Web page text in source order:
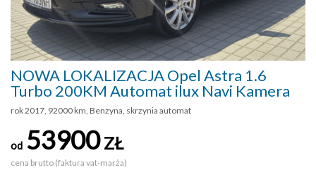
NOWA LOKALIZACJA Opel Astra 1.6
Turbo 200KM Automat ilux Navi Kamera
rok 2017, 92000 km, Benzyna, skrzynia automat
od 53900ZŁ
cena brutto (faktura vat-marża)